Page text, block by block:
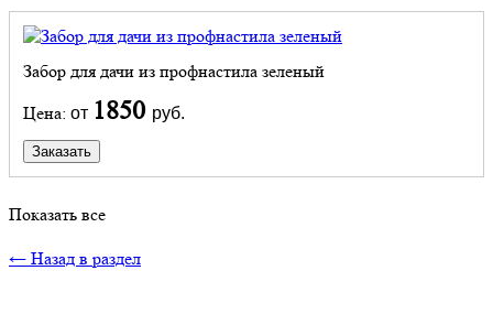
Забор для дачи из профнастила зеленый
Цена: от 1850 руб.
Заказать
Показать все
← Назад в раздел